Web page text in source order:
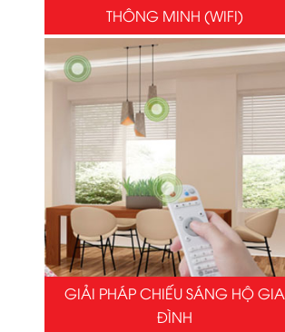
THÔNG MINH (WIFI)
GIẢI PHÁP CHIẾU SÁNG HỘ GIA
ĐÌNH